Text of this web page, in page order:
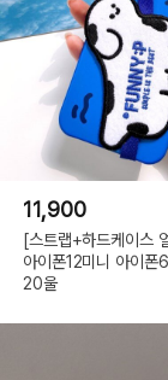
11,900
[스트랩+하드케이스
아이폰12미니 아이
20울